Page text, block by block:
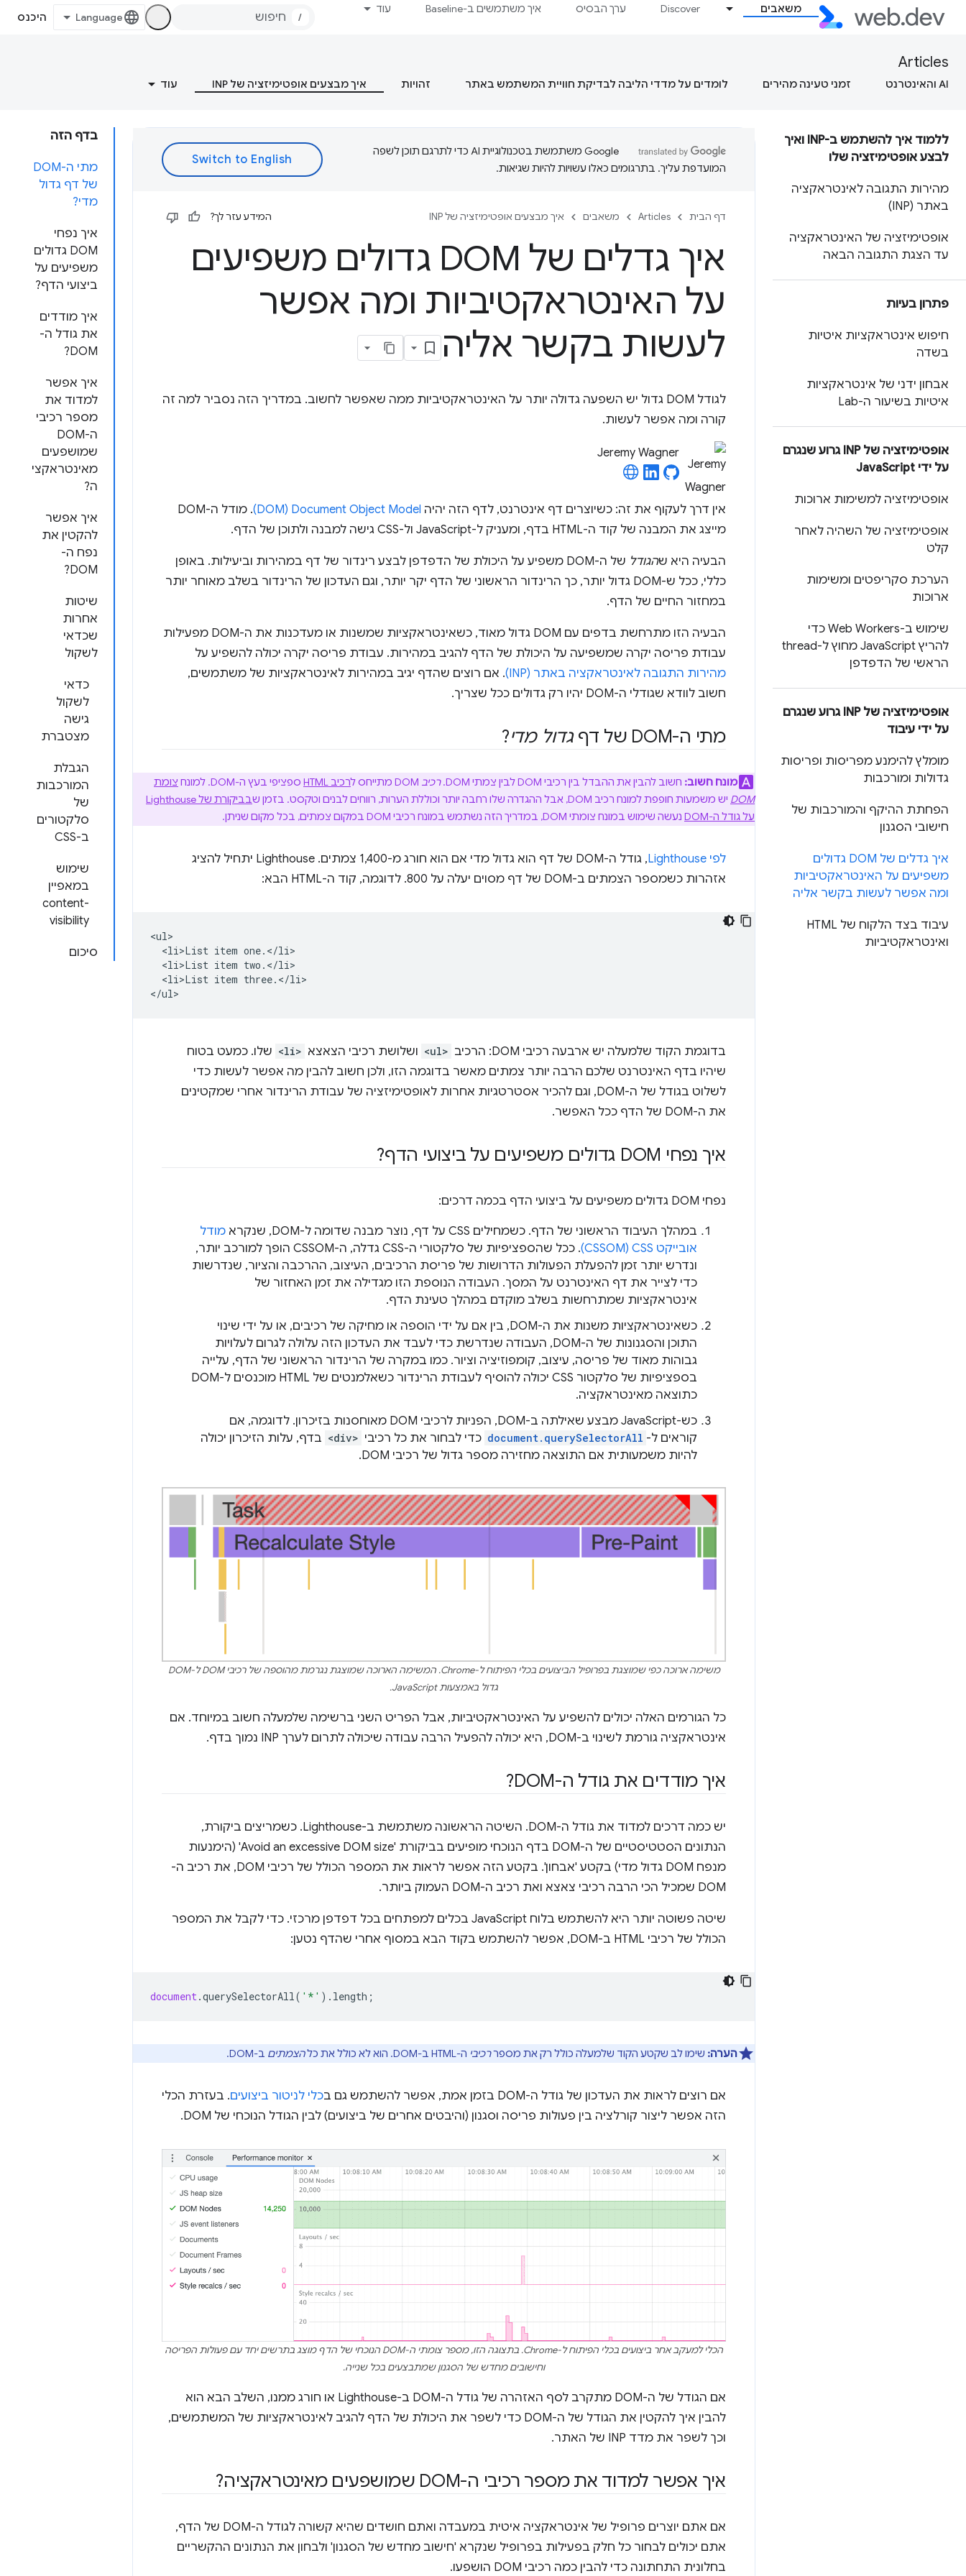
משאבים Discover ערך הבסיס איך משתמשים ב-Baseline עוד
/ היכנס
Articles
AI והאינטרנט זמני טעינה מהירים לומדים על מדדי הליבה לבדיקת חוויית המשתמש באתר זהויות איך מבצעים אופטימיזציה של INP עוד
ללמוד איך להשתמש ב-INP ואיך
לבצע אופטימיזציה שלו
מהירות התגובה לאינטראקציה
באתר (INP)
אופטימיזציה של האינטראקציה
עד הצגת התגובה הבאה
פתרון בעיות
חיפוש אינטראקציות איטיות
בשדה
אבחון ידני של אינטראקציות
איטיות בשיעור ה-Lab
אופטימיזציה של INP גרוע שנגרם
על ידי Java Script
אופטימיזציה למשימות ארוכות
אופטימיזציה של השהיה לאחר
קלט
הערכת סקריפטים ומשימות
ארוכות
שימוש ב-Web Workers כדי
להריץ Java
Script מחוץ ל-thread
הראשי של הדפדפן
אופטימיזציה של INP גרוע שנגרם
על ידי עיבוד
מומלץ להימנע מפריסות ופריסות
גדולות ומורכבות
הפחתת ההיקף והמורכבות של
חישובי הסגנון
איך גדלים של DOM גדולים
משפיעים על האינטראקטיביות
ומה אפשר לעשות בקשר אליה
עיבוד בצד הלקוח של HTML
ואינטראקטיביות
בדף הזה
מתי ה-DOM
של דף גדול
מדי?
איך נפחי
DOM גדולים
משפיעים על
ביצועי הדף?
איך מודדים
את גודל ה-
DOM?
איך אפשר
למדוד את
מספר רכיבי
ה-DOM
שמושפעים
מאינטראקצי
ה?
איך אפשר
להקטין את
נפח ה-
DOM?
שיטות
אחרות
שכדאי
לשקול
כדאי
לשקול
גישה
מצטברת
הגבלת
המורכבות
של
סלקטורים
ב-CSS
שימוש
במאפיין
content-
visibility
סיכום
‫Google משתמשת בטכנולוגיית AI כדי לתרגם תוכן לשפה
המועדפת עליך. בתרגומים כאלו עשויות להיות שגיאות.
דף הבית Articles משאבים איך מבצעים אופטימיזציה של INP המידע עזר לך?
איך גדלים של DOM גדולים משפיעים
על האינטראקטיביות ומה אפשר
לעשות בקשר אליה
לגודל DOM גדול יש השפעה גדולה יותר על האינטראקטיביות ממה שאפשר לחשוב. במדריך הזה נסביר למה זה
קורה ומה אפשר לעשות.
Jeremy Wagner
אין דרך לעקוף את זה: כשיוצרים דף אינטרנט, לדף הזה יהיה Document Object Model‏ (DOM)
. מודל ה-DOM
מייצג את המבנה של קוד ה-HTML בדף, ומעניק ל-JavaScript ול-CSS גישה למבנה ולתוכן של הדף.
הבעיה היא שהגודל
של ה-DOM משפיע על היכולת של הדפדפן לבצע רינדור של דף במהירות וביעילות. באופן
כללי, ככל ש-DOM גדול יותר, כך הרינדור הראשוני של הדף יקר יותר, וגם העדכון של הרינדור בשלב מאוחר יותר
במחזור החיים של הדף.
הבעיה הזו מתרחשת בדפים עם DOM גדול מאוד, כשאינטראקציות שמשנות או מעדכנות את ה-DOM מפעילות
עבודת פריסה יקרה שמשפיעה על היכולת של הדף להגיב במהירות. עבודת פריסה יקרה יכולה להשפיע על
מהירות התגובה לאינטראקציה באתר (INP)
. אם רוצים שהדף יגיב במהירות לאינטראקציות של משתמשים,
חשוב לוודא שגודלי ה-DOM יהיו רק גדולים ככל שצריך.
מתי ה-DOM של דף גדול מדי?
מונח חשוב: חשוב להבין את ההבדל בין רכיבי DOM לבין צמתי DOM. רכיב רכיב HTML ספציפי בעץ ה-DOM. למונח
צומת
DOM יש משמעות חופפת למונח רכיב DOM, אבל ההגדרה שלו רחבה יותר וכוללת הערות, רווחים לבנים וטקסט. בזמן ש
בביקורת של Lighthouse
על גודל ה-DOM
נעשה שימוש במונח צומתי DOM, במדריך הזה נשתמש במונח רכיבי DOM במקום צמתים, בכל מקום שניתן.
לפי Lighthouse
, גודל ה-DOM של דף הוא גדול מדי אם הוא חורג מ-1,400 צמתים. ‫Lighthouse יתחיל להציג
אזהרות כשמספר הצמתים ב-DOM של דף מסוים יעלה על 800. לדוגמה, קוד ה-HTML הבא:
<ul>
  <li>List item one.</li>
  <li>List item two.</li>
  <li>List item three.</li>
בדוגמת הקוד שלמעלה יש ארבעה רכיבי DOM: הרכיב <ul> ושלושת רכיבי הצאצא <li> שלו. כמעט בטוח
שיהיו בדף האינטרנט שלכם הרבה יותר צמתים מאשר בדוגמה הזו, ולכן חשוב להבין מה אפשר לעשות כדי
לשלוט בגודל של ה-DOM, וגם להכיר אסטרטגיות אחרות לאופטימיזציה של עבודת הרינדור אחרי שמקטינים
את ה-DOM של הדף ככל האפשר.
איך נפחי DOM גדולים משפיעים על ביצועי הדף?
נפחי DOM גדולים משפיעים על ביצועי הדף בכמה דרכים:
במהלך העיבוד הראשוני של הדף. כשמחילים CSS על דף, נוצר מבנה שדומה ל-DOM, שנקרא
מודל
אובייקט CSS‏ (CSSOM)
. ככל שהספציפיות של סלקטורי ה-CSS גדלה, ה-CSSOM הופך למורכב יותר,
ונדרש יותר זמן להפעלת הפעולות הדרושות של פריסת הרכיבים, העיצוב, ההרכבה והציור, שנדרשות
כדי לצייר את דף האינטרנט על המסך. העבודה הנוספת הזו מגדילה את זמן האחזור של
אינטראקציות שמתרחשות בשלב מוקדם במהלך טעינת הדף.
כשאינטראקציות משנות את ה-DOM, בין אם על ידי הוספה או מחיקה של רכיבים, או על ידי שינוי
התוכן והסגנונות של ה-DOM, העבודה שנדרשת כדי לעבד את העדכון הזה עלולה לגרום לעלויות
גבוהות מאוד של פריסה, עיצוב, קומפוזיציה וציור. כמו במקרה של הרינדור הראשוני של הדף, עלייה
בספציפיות של סלקטור CSS יכולה להוסיף לעבודת הרינדור כשאלמנטים של HTML מוכנסים ל-DOM
כתוצאה מאינטראקציה.
כש-JavaScript מבצע שאילתה ב-DOM, הפניות לרכיבי DOM מאוחסנות בזיכרון. לדוגמה, אם
קוראים ל- document.querySelectorAll כדי לבחור את כל רכיבי <div> בדף, עלות הזיכרון יכולה
להיות משמעותית אם התוצאה מחזירה מספר גדול של רכיבי DOM.
משימה ארוכה כפי שמוצגת בפרופיל הביצועים בכלי הפיתוח ל-Chrome. המשימה הארוכה שמוצגת נגרמת מהוספה של רכיבי DOM ל-DOM
גדול באמצעות JavaScript.
כל הגורמים האלה יכולים להשפיע על האינטראקטיביות, אבל הפריט השני ברשימה שלמעלה חשוב במיוחד. אם
אינטראקציה גורמת לשינוי ב-DOM, היא יכולה להפעיל הרבה עבודה שיכולה לתרום לערך INP נמוך בדף.
איך מודדים את גודל ה-DOM?
יש כמה דרכים למדוד את גודל ה-DOM. השיטה הראשונה משתמשת ב-Lighthouse. כשמריצים ביקורת,
הנתונים הסטטיסטיים של ה-DOM בדף הנוכחי מופיעים בביקורת 'Avoid an excessive DOM size' (הימנעות
מנפח DOM גדול מדי) בקטע 'אבחון'. בקטע הזה אפשר לראות את המספר הכולל של רכיבי DOM, את רכיב ה-
DOM שמכיל הכי הרבה רכיבי צאצא ואת רכיב ה-DOM העמוק ביותר.
שיטה פשוטה יותר היא להשתמש בלוח JavaScript בכלים למפתחים בכל דפדפן מרכזי. כדי לקבל את המספר
הכולל של רכיבי HTML ב-DOM, אפשר להשתמש בקוד הבא במסוף אחרי שהדף נטען:
document.querySelectorAll( '*' ). length ;
הערה: שימו לב שקטע הקוד שלמעלה כולל רק את מספררכיבי ה-HTML ב-DOM. הוא לא כולל את כל הצמתים ב-DOM.
אם רוצים לראות את העדכון של גודל ה-DOM בזמן אמת, אפשר להשתמש גם ב כלי לניטור ביצועים. בעזרת הכלי
הזה אפשר ליצור קורלציה בין פעולות פריסה וסגנון (והיבטים אחרים של ביצועים) לבין הגודל הנוכחי של DOM.
הכלי למעקב אחר ביצועים בכלי הפיתוח ל-Chrome. בתצוגה הזו, מספר צומתי ה-DOM הנוכחי של הדף מוצג בתרשים יחד עם פעולות הפריסה
וחישובים מחדש של הסגנון שמתבצעים בכל שנייה.
אם הגודל של ה-DOM מתקרב לסף האזהרה של גודל ה-DOM ב-Lighthouse או חורג ממנו, השלב הבא הוא
להבין איך להקטין את הגודל של ה-DOM כדי לשפר את היכולת של הדף להגיב לאינטראקציות של המשתמשים,
וכך לשפר את מדד INP של האתר.
איך אפשר למדוד את מספר רכיבי ה-DOM שמושפעים מאינטראקציה?
אם אתם יוצרים פרופיל של אינטראקציה איטית במעבדה ואתם חושדים שהיא קשורה לגודל ה-DOM של הדף,
אתם יכולים לבחור כל חלק בפעילות בפרופיל שנקרא 'חישוב מחדש של הסגנון' ולבחון את הנתונים ההקשריים
בחלונית התחתונה כדי להבין כמה רכיבי DOM הושפעו.